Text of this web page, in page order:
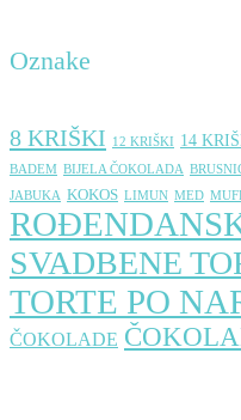
Oznake
8 KRIŠKI 12 KRIŠKI 14
BADEM BIJELA ČOKOLADA
JABUKA KOKOS LIMUN MED
SVADBENE
TORTE PO
ČOKOLADE